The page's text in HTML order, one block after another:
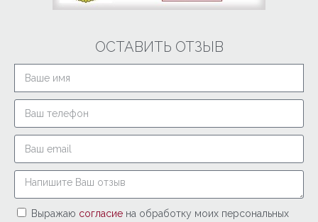
ОСТАВИТЬ ОТЗЫВ
Выражаю согласие на обработку моих персональных